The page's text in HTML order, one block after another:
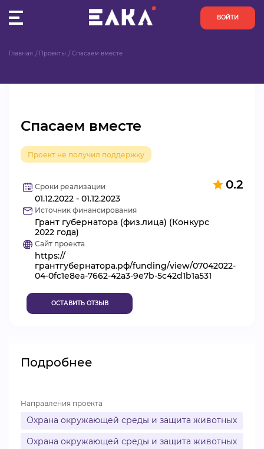
ВОЙТИ
ОРГАНИЗАЦИИ
АКТИВИСТЫ
ПРОЕКТЫ
АНАЛИТИКА
БАЗА ЗНАНИЙ
ВИДЕОКУРСЫ
Главная Проекты Спасаем вместе
Спасаем вместе
Проект не получил поддержку
0.2
Сроки реализации
01.12.2022 - 01.12.2023
Источник финансирования
Грант губернатора (физ.лица) (Конкурс
2022 года)
Сайт проекта
https://
грантгубернатора.рф/funding/view/07042022-
04-0fc1e8ea-7662-42a3-9e7b-5c42d1b1a531
ОСТАВИТЬ ОТЗЫВ
Подробнее
Направления проекта
Охрана окружающей среды и защита животных
Охрана окружающей среды и защита животных